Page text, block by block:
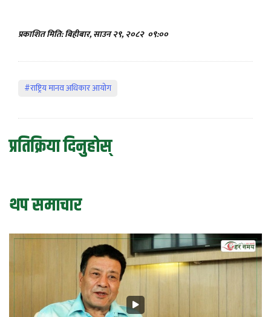
प्रकाशित मिति: बिहीबार, साउन २९, २०८२ ०९:००
#राष्ट्रिय मानव अधिकार आयोग
प्रतिक्रिया दिनुहोस्
थप समाचार